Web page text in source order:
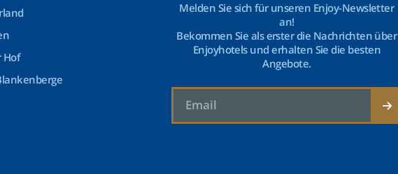
Hof
Melden Sie sich für unseren Enjoy-Newsletter
an!
Bekommen Sie als erster die Nachrichten über
Enjoyhotels und erhalten Sie die besten
Angebote.